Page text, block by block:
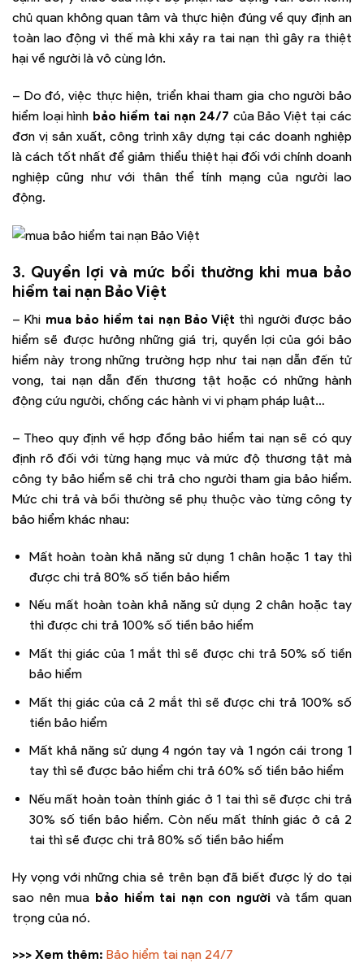
chủ quan không quan tâm và thực hiện đúng về quy định an
toàn lao động vì thế mà khi xảy ra tai nạn thì gây ra thiệt
hại về người là vô cùng lớn.
– Do đó, việc thực hiện, triển khai tham gia cho người bảo
hiểm loại hình bảo hiểm tai nạn 24/7 của Bảo Việt tại các
đơn vị sản xuất, công trình xây dựng tại các doanh nghiệp
là cách tốt nhất để giảm thiểu thiệt hại đối với chính doanh
nghiệp cũng như với thân thể tính mạng của người lao
động.
3. Quyền lợi và mức bổi thường khi mua bảo
hiểm tai nạn Bảo Việt
– Khi mua bảo hiểm tai nạn Bảo Việt thì người được bảo
hiểm sẽ được hưởng những giá trị, quyền lợi của gói bảo
hiểm này trong những trường hợp như tai nạn dẫn đến tử
vong, tai nạn dẫn đến thương tật hoặc có những hành
động cứu người, chống các hành vi vi phạm pháp luật…
– Theo quy định về hợp đồng bảo hiểm tai nạn sẽ có quy
định rõ đối với từng hạng mục và mức độ thương tật mà
công ty bảo hiểm sẽ chi trả cho người tham gia bảo hiểm.
Mức chi trả và bồi thường sẽ phụ thuộc vào từng công ty
bảo hiểm khác nhau:
Mất hoàn toàn khả năng sử dụng 1 chân hoặc 1 tay thì
được chi trả 80% số tiền bảo hiểm
Nếu mất hoàn toàn khả năng sử dụng 2 chân hoặc tay
thì được chi trả 100% số tiền bảo hiểm
Mất thị giác của 1 mắt thì sẽ được chi trả 50% số tiền
bảo hiểm
Mất thị giác của cả 2 mắt thì sẽ được chi trả 100% số
tiền bảo hiểm
Mất khả năng sử dụng 4 ngón tay và 1 ngón cái trong 1
tay thì sẽ được bảo hiểm chi trả 60% số tiền bảo hiểm
Nếu mất hoàn toàn thính giác ở 1 tai thì sẽ được chi trả
30% số tiền bảo hiểm. Còn nếu mất thính giác ở cả 2
tai thì sẽ được chi trả 80% số tiền bảo hiểm
Hy vọng với những chia sẻ trên bạn đã biết được lý do tại
sao nên mua bảo hiểm tai nạn con người và tầm quan
trọng của nó.
>>> Xem thêm: Bảo hiểm tai nạn 24/7